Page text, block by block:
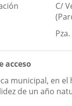
C/
acceso
municipal, en el
de un año